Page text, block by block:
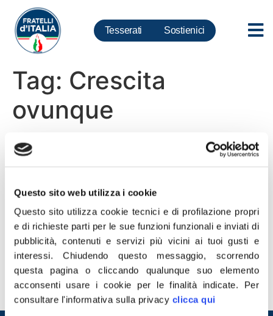
Questo sito web utilizza i cookie
Questo sito utilizza cookie tecnici e di profilazione propri
e di richieste parti per le sue funzioni funzionali e inviati di
pubblicità, contenuti e servizi più vicini ai tuoi gusti e
interessi.Chiudendo questo messaggio, scorrendo
questa pagina o cliccando qualunque suo elemento
acconsenti usare i cookie per le finalità indicate. Per
consultare l'informativa sulla privacy clicca qui
Tesserati Sostienici
Tag: Crescita
ovunque
Amministrative, Rampelli:
ovunque
“Roma è la casa natale di Fratelli d’Italia, la città nella
quale il nostro movimento ha mosso i primi passi e ha
iniziato a correre. E non a caso, Fratelli d’Italia è
cresciuto a Roma più che in qualsiasi altra grande città.
Merito della sua leader Giorgia Meloni e merito della
classe dirigente romana che […]